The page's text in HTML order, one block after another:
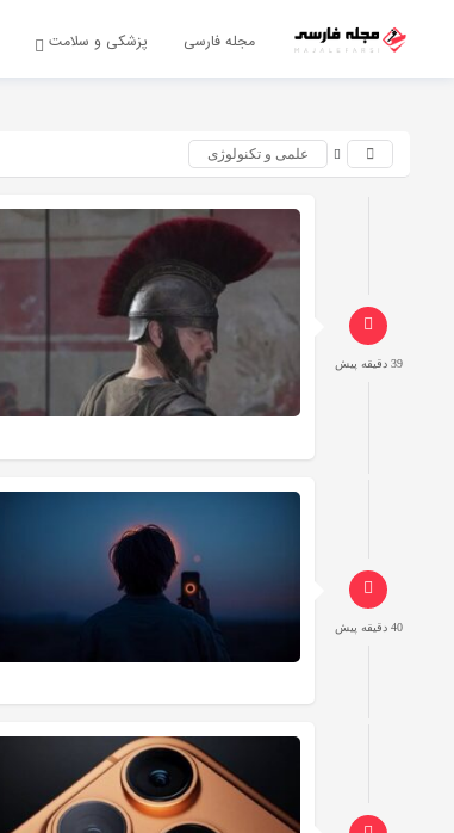
مجله فارسی پزشکی و سلامت اشتراک گذاری
علمی و تکنولوژی
39 دقیقه پیش
40 دقیقه پیش